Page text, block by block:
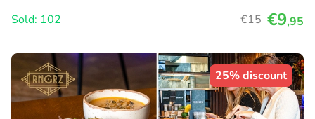
Sold: 102
€15 €9,95
25% discount